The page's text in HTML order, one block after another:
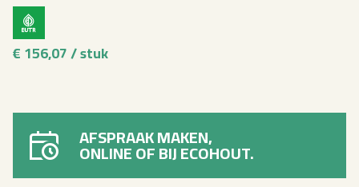
€ 156,07 / stuk
AFSPRAAK MAKEN,
ONLINE OF BIJ ECOHOUT.